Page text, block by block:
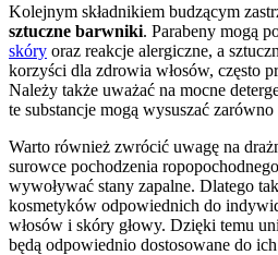
Kolejnym składnikiem budzącym
sztuczne barwniki. Parabeny mogą
skóry oraz reakcje alergiczne, a
korzyści dla zdrowia włosów, często
Należy także uważać na mocne
te substancje mogą wysuszać
Warto również zwrócić uwagę na
surowce pochodzenia
wywoływać stany zapalne. Dlatego
kosmetyków odpowiednich do
włosów i skóry głowy. Dzięki temu
będą odpowiednio dostosowane do